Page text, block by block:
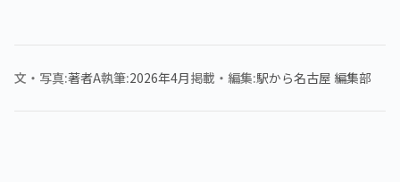
文・写真 著者A執筆 2026年4月掲載・編集 駅から名古屋 編集部